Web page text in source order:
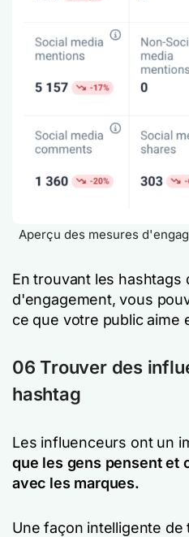
Aperçu des mesures
En trouvant les hashtags
d'engagement, vous
ce que votre public aime
06 Trouver des
hashtag
Les influenceurs ont un
que les gens pensent et
avec les marques.
Une façon intelligente